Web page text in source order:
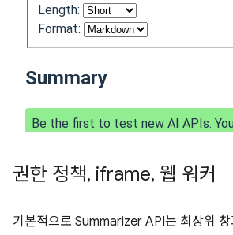
권한 정책, iframe, 웹 워커
기본적으로 Summarizer API는 최상위 창